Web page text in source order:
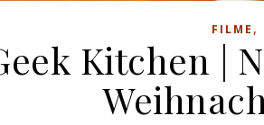
FILME ,
Kitchen |